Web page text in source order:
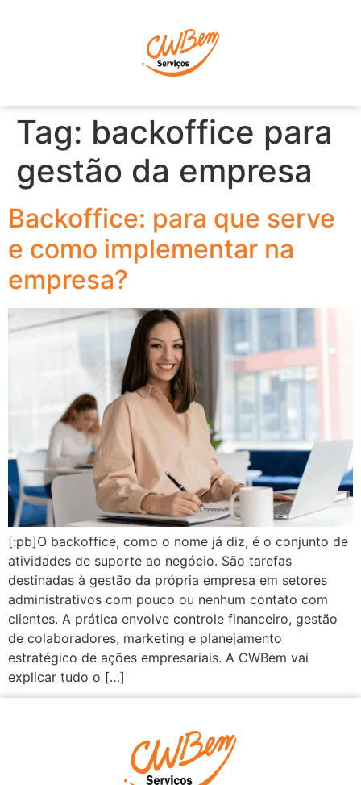
Tag: backoffice para
gestão da empresa
Backoffice: para que serve
e como implementar na
empresa?
[:pb]O backoffice, como o nome já diz, é o conjunto de
atividades de suporte ao negócio. São tarefas
destinadas à gestão da própria empresa em setores
administrativos com pouco ou nenhum contato com
clientes. A prática envolve controle financeiro, gestão
de colaboradores, marketing e planejamento
estratégico de ações empresariais. A CWBem vai
explicar tudo o […]